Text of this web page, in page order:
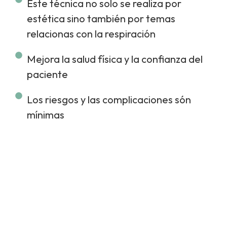
Este técnica no solo se realiza por
estética sino también por temas
relacionas con la respiración
Mejora la salud física y la confianza del
paciente
Los riesgos y las complicaciones són
mínimas